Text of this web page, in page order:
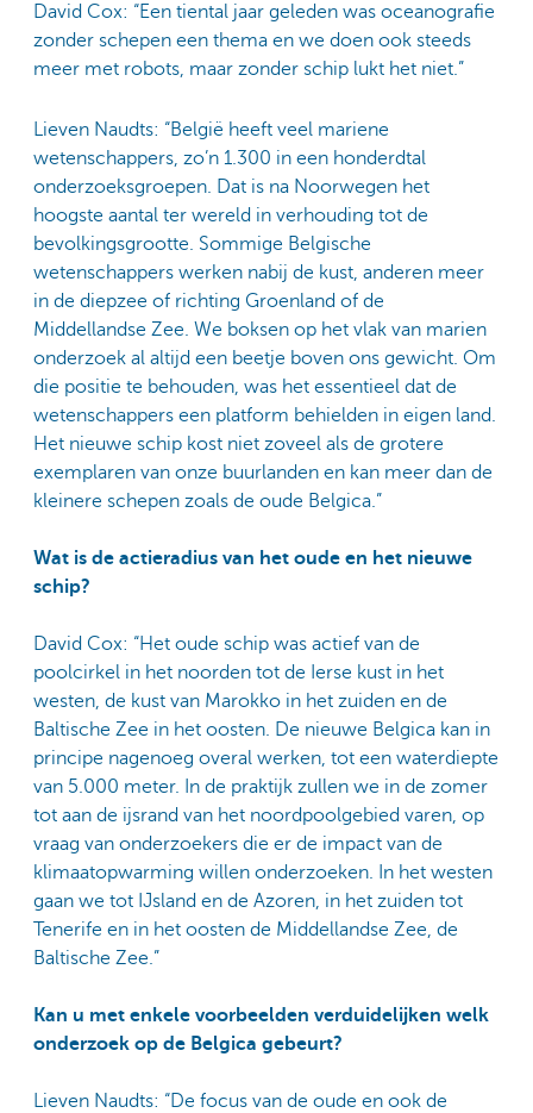
David Cox: “Een tiental jaar geleden was oceanografie
zonder schepen een thema en we doen ook steeds
meer met robots, maar zonder schip lukt het niet.”
Lieven Naudts: “België heeft veel mariene
wetenschappers, zo’n 1.300 in een honderdtal
onderzoeksgroepen. Dat is na Noorwegen het
hoogste aantal ter wereld in verhouding tot de
bevolkingsgrootte. Sommige Belgische
wetenschappers werken nabij de kust, anderen meer
in de diepzee of richting Groenland of de
Middellandse Zee. We boksen op het vlak van marien
onderzoek al altijd een beetje boven ons gewicht. Om
die positie te behouden, was het essentieel dat de
wetenschappers een platform behielden in eigen land.
Het nieuwe schip kost niet zoveel als de grotere
exemplaren van onze buurlanden en kan meer dan de
kleinere schepen zoals de oude Belgica.”
Wat is de actieradius van het oude en het nieuwe
schip?
David Cox: “Het oude schip was actief van de
poolcirkel in het noorden tot de Ierse kust in het
westen, de kust van Marokko in het zuiden en de
Baltische Zee in het oosten. De nieuwe Belgica kan in
principe nagenoeg overal werken, tot een waterdiepte
van 5.000 meter. In de praktijk zullen we in de zomer
tot aan de ijsrand van het noordpoolgebied varen, op
vraag van onderzoekers die er de impact van de
klimaatopwarming willen onderzoeken. In het westen
gaan we tot IJsland en de Azoren, in het zuiden tot
Tenerife en in het oosten de Middellandse Zee, de
Baltische Zee.”
Kan u met enkele voorbeelden verduidelijken welk
onderzoek op de Belgica gebeurt?
Lieven Naudts: “De focus van de oude en ook de